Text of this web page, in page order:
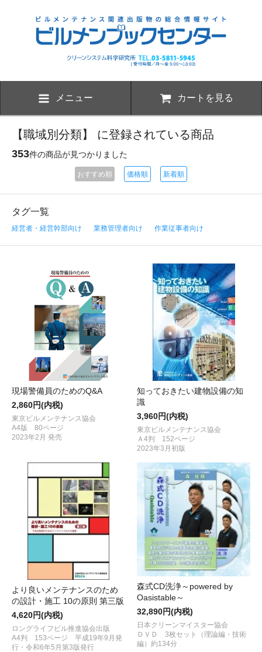
メニュー カートを見る
【職域別分類】 に登録されている商品
353件の商品が見つかりました
おすすめ順 価格順 新着順
タグ一覧
経営者・経営幹部向け 業務管理者向け 作業従事者向け
現場警備員のためのQ&A
2,860円(内税)
東京ビルメンテナンス協会
A4版 80ページ
2023年2月 発売
知っておきたい建物設備の知
識
3,960円(内税)
東京ビルメンテナンス協会
Ａ4判 152ページ
2023年3月初版
より良いメンテナンスのため
の設計・施工 10の原則 第三版
4,620円(内税)
ロングライフビル推進協会出版
A4判 153ページ 平成19年9月発
行・令和6年5月第3版発行
森式CD洗浄～powered by
Oasistable～
32,890円(内税)
日本クリーンマイスター協会
ＤＶＤ 3枚セット（理論編・技術
編）約134分